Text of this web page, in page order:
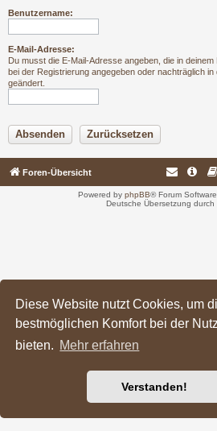
Diese Website nutzt Cookies, um
bestmöglichen Komfort bei der
bieten. Mehr erfahren
Verstanden!
Benutzername:
E-Mail-Adresse:
Du musst die E-Mail-Adresse angeben, die in
bei der Registrierung angegeben oder nachträglich
geändert.
Foren-Übersicht
Powered by phpBB® Forum
Deutsche Übersetzung durch